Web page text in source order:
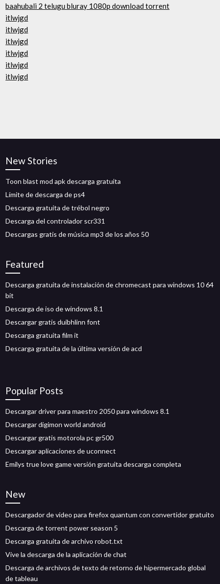
baahubali 2 telugu bluray 1080p download torrent
itlwjgd
itlwjgd
itlwjgd
itlwjgd
itlwjgd
itlwjgd
New Stories
Toon blast mod apk descarga gratuita
Límite de descarga de ps4
Descarga gratuita de trébol negro
Descarga del controlador scr331
Descargas gratis de música mp3 de los años 50
Featured
Descarga gratuita de instalación de chromecast para windows 10 64
bit
Descarga de iso de windows 8.1
Descargar gratis duibhlinn font
Descarga gratuita film it
Descarga gratuita de la última versión de acd
Popular Posts
Descargar driver para maestro 2050 para windows 8.1
Descargar digimon world android
Descargar gratis motorola pc gr500
Descargar aplicaciones de uconnect
Emilys true love game versión gratuita descarga completa
New
Descargador de video para firefox quantum con convertidor gratuito
Descarga de torrent power season 5
Descarga gratuita de archivo robot.txt
Vive la descarga de la aplicación de chat
Descarga de archivos de texto de retorno de hipermercado global
de tableau